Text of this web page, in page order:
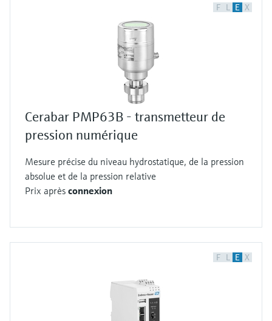
F L E X
Cerabar PMP63B - transmetteur de
pression numérique
Mesure précise du niveau hydrostatique, de la pression
absolue et de la pression relative
Prix après connexion
F L E X